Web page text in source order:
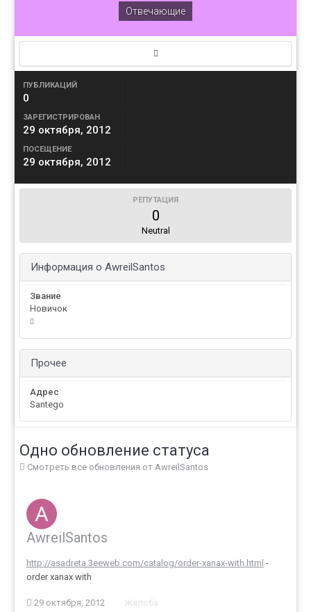
Отвечающие
ПУБЛИКАЦИЙ
0
ЗАРЕГИСТРИРОВАН
29 октября, 2012
ПОСЕЩЕНИЕ
29 октября, 2012
РЕПУТАЦИЯ
0
Neutral
Информация о AwreilSantos
Звание
Новичок
Прочее
Адрес
Santego
Одно обновление статуса
Смотреть все обновления от AwreilSantos
AwreilSantos
http://asadreta.3eeweb.com/catalog/order-xanax-with.html -
order xanax with
29 октября, 2012 Жалоба